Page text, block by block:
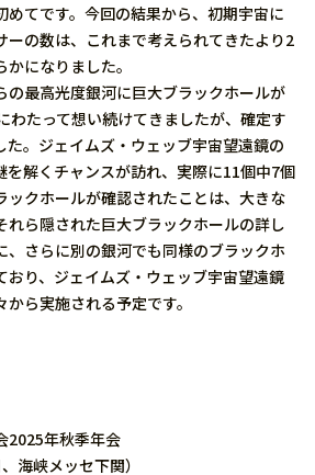
めてです。今回の結果から、初期宇宙に
ーの数は、これまで考えられてきたより2
になりました。
の最高光度銀河に巨大ブラックホールが
わたって想い続けてきましたが、確定す
た。ジェイムズ・ウェッブ宇宙望遠鏡の
を解くチャンスが訪れ、実際に11個中7個
ックホールが確認されたことは、大きな
れら隠された巨大ブラックホールの詳し
、さらに別の銀河でも同様のブラックホ
おり、ジェイムズ・ウェッブ宇宙望遠鏡
ら実施される予定です。
2025年秋季年会
海峡メッセ下関）